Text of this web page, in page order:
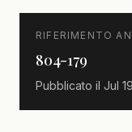
RIFERIMENTO
804-179
Pubblicato il Jul